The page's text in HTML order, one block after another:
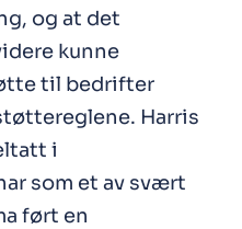
og at det
kunne
til bedrifter
Harris
i
som et av svært
ført en